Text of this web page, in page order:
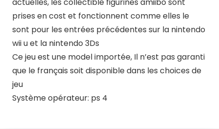
actuelles, les collectible figurines amiibo sont
prises en cost et fonctionnent comme elles le
sont pour les entrées précédentes sur la nintendo
wii u et la nintendo 3Ds
Ce jeu est une model importée, Il n’est pas garanti
que le français soit disponible dans les choices de
jeu
Système opérateur: ps 4